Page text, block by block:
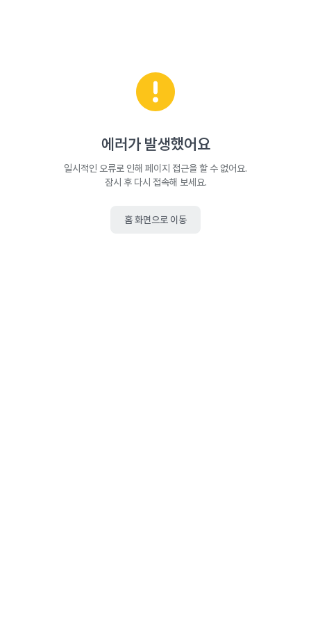
에러가 발생했어요
일시적인 오류로 인해 페이지 접근을 할 수 없어요.
잠시 후 다시 접속해 보세요.
홈 화면으로 이동